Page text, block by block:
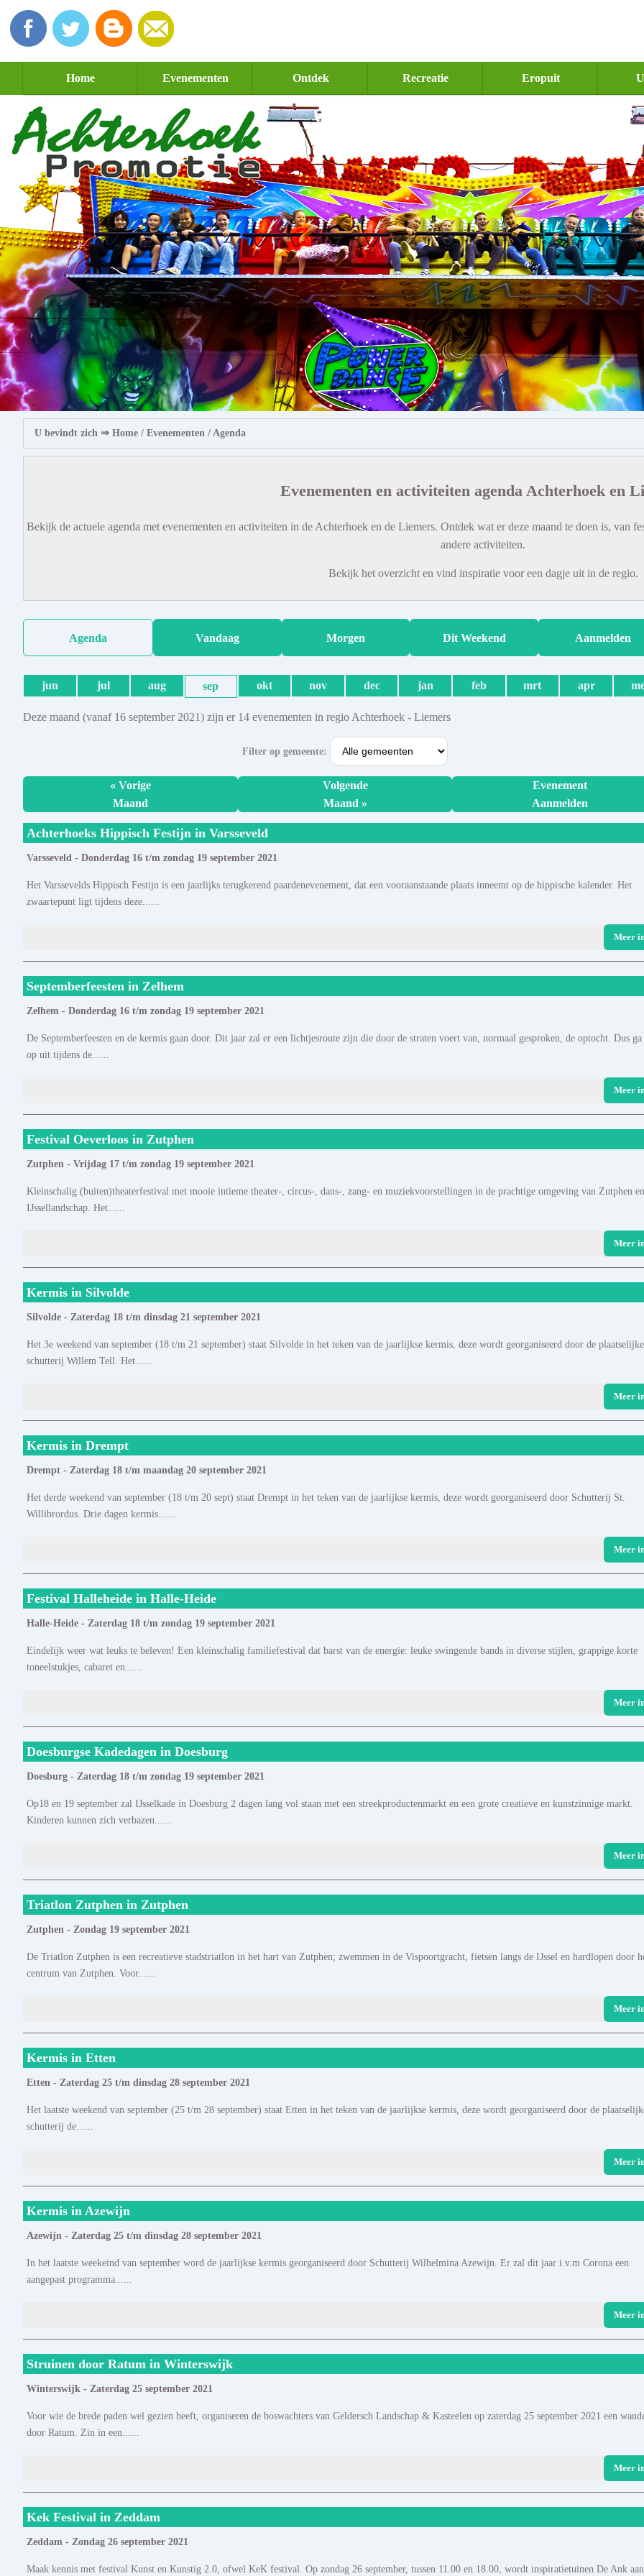
Home Evenementen Ontdek Recreatie Eropuit
U bevindt zich ⇒ Home / Evenementen / Agenda
Evenementen en activiteiten agenda Achterhoek en
Bekijk de actuele agenda met evenementen en activiteiten in de Achterhoek en de Liemers. Ontdek wat er deze maand te doen is, van
andere activiteiten.
Bekijk het overzicht en vind inspiratie voor een dagje uit in de regio.
Agenda Vandaag Morgen Dit Weekend Aanmelden
jun jul aug sep okt nov dec jan feb mrt apr
Deze maand (vanaf 16 september 2021) zijn er 14 evenementen in regio Achterhoek - Liemers
Filter op gemeente:
« Vorige
Maand
Volgende
Maand »
Evenement
Aanmelden
Achterhoeks Hippisch Festijn in Varsseveld
Varsseveld - Donderdag 16 t/m zondag 19 september 2021
Het Varssevelds Hippisch Festijn is een jaarlijks terugkerend paardenevenement, dat een vooraanstaande plaats inneemt op de hippische kalender. Het
zwaartepunt ligt tijdens deze......
Meer
Septemberfeesten in Zelhem
Zelhem - Donderdag 16 t/m zondag 19 september 2021
De Septemberfeesten en de kermis gaan door. Dit jaar zal er een lichtjesroute zijn die door de straten voert van, normaal gesproken, de optocht. Dus ga
op uit tijdens de......
Meer
Festival Oeverloos in Zutphen
Zutphen - Vrijdag 17 t/m zondag 19 september 2021
Kleinschalig (buiten)theaterfestival met mooie intieme theater-, circus-, dans-, zang- en muziekvoorstellingen in de prachtige omgeving van Zutphen
IJssellandschap. Het......
Meer
Kermis in Silvolde
Silvolde - Zaterdag 18 t/m dinsdag 21 september 2021
Het 3e weekend van september (18 t/m 21 september) staat Silvolde in het teken van de jaarlijkse kermis, deze wordt georganiseerd door de plaatselijke
schutterij Willem Tell. Het......
Meer
Kermis in Drempt
Drempt - Zaterdag 18 t/m maandag 20 september 2021
Het derde weekend van september (18 t/m 20 sept) staat Drempt in het teken van de jaarlijkse kermis, deze wordt georganiseerd door Schutterij St.
Willibrordus. Drie dagen kermis......
Meer
Festival Halleheide in Halle-Heide
Halle-Heide - Zaterdag 18 t/m zondag 19 september 2021
Eindelijk weer wat leuks te beleven! Een kleinschalig familiefestival dat barst van de energie: leuke swingende bands in diverse stijlen, grappige korte
toneelstukjes, cabaret en......
Meer
Doesburgse Kadedagen in Doesburg
Doesburg - Zaterdag 18 t/m zondag 19 september 2021
Op18 en 19 september zal IJsselkade in Doesburg 2 dagen lang vol staan met een streekproductenmarkt en een grote creatieve en kunstzinnige markt.
Kinderen kunnen zich verbazen......
Meer
Triatlon Zutphen in Zutphen
Zutphen - Zondag 19 september 2021
De Triatlon Zutphen is een recreatieve stadstriatlon in het hart van Zutphen; zwemmen in de Vispoortgracht, fietsen langs de IJssel en hardlopen door
centrum van Zutphen. Voor......
Meer
Kermis in Etten
Etten - Zaterdag 25 t/m dinsdag 28 september 2021
Het laatste weekend van september (25 t/m 28 september) staat Etten in het teken van de jaarlijkse kermis, deze wordt georganiseerd door de
schutterij de......
Meer
Kermis in Azewijn
Azewijn - Zaterdag 25 t/m dinsdag 28 september 2021
In het laatste weekeind van september word de jaarlijkse kermis georganiseerd door Schutterij Wilhelmina Azewijn. Er zal dit jaar i.v.m Corona een
aangepast programma......
Meer
Struinen door Ratum in Winterswijk
Winterswijk - Zaterdag 25 september 2021
Voor wie de brede paden wel gezien heeft, organiseren de boswachters van Geldersch Landschap & Kasteelen op zaterdag 25 september 2021 een
door Ratum. Zin in een......
Meer
Kek Festival in Zeddam
Zeddam - Zondag 26 september 2021
Maak kennis met festival Kunst en Kunstig 2.0, ofwel KeK festival. Op zondag 26 september, tussen 11.00 en 18.00, wordt inspiratietuinen De Ank